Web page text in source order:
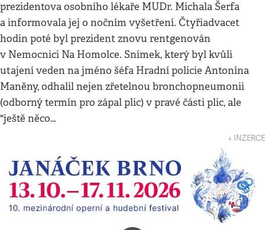
prezidentova osobního lékaře MUDr. Michala Šerfa
a informovala jej o nočním vyšetření. Čtyřiadvacet
hodin poté byl prezident znovu rentgenován
v Nemocnici Na Homolce. Snímek, který byl kvůli
utajení veden na jméno šéfa Hradní policie Antonína
Maněny, odhalil nejen zřetelnou bronchopneumonii
(odborný termín pro zápal plic) v pravé části plic, ale
"ještě něco…
↓ INZERCE